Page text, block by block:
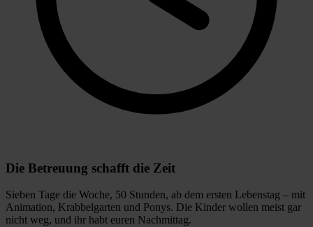
Die Betreuung schafft die Zeit
Sieben Tage die Woche, 50 Stunden, ab dem ersten Lebenstag – mit
Animation, Krabbelgarten und Ponys. Die Kinder wollen meist gar
nicht weg, und ihr habt euren Nachmittag.